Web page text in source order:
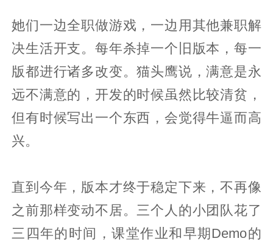
她们一边全职做游戏，一边用其他兼职解
决生活开支。每年杀掉一个旧版本，每一
版都进行诸多改变。猫头鹰说，满意是永
远不满意的，开发的时候虽然比较清贫，
但有时候写出一个东西，会觉得牛逼而高
兴。
直到今年，版本才终于稳定下来，不再像
之前那样变动不居。三个人的小团队花了
三四年的时间，课堂作业和早期Demo的